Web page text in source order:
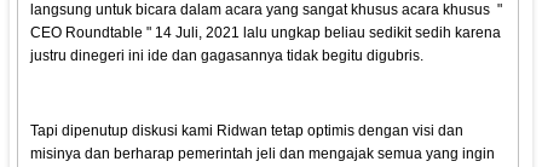
langsung untuk bicara dalam acara yang sangat khusus acara khusus "
CEO Roundtable " 14 Juli, 2021 lalu ungkap beliau sedikit sedih karena
justru dinegeri ini ide dan gagasannya tidak begitu digubris.
Tapi dipenutup diskusi kami Ridwan tetap optimis dengan visi dan
misinya dan berharap pemerintah jeli dan mengajak semua yang ingin